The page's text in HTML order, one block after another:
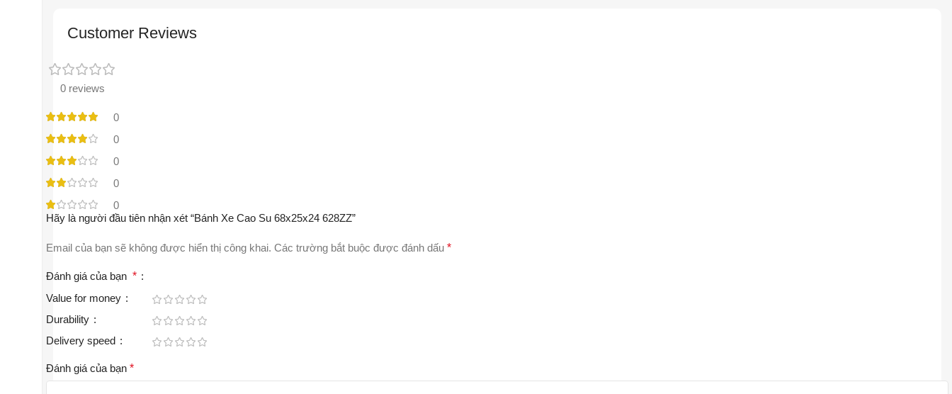
Customer Reviews
0 reviews
0
0
0
0
0
Hãy là người đầu tiên nhận xét “Bánh Xe Cao Su 68x25x24 628ZZ”
Email của bạn sẽ không được hiển thị công khai. Các trường bắt buộc được đánh dấu *
Đánh giá của bạn *
Value for money
Durability
Delivery speed
Đánh giá của bạn *